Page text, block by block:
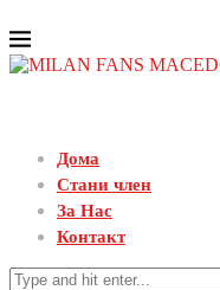
Дома
Стани член
За Нас
Контакт